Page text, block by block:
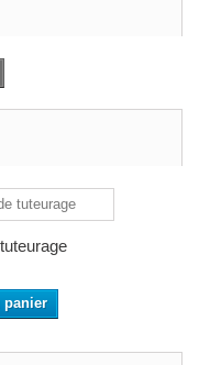
panier